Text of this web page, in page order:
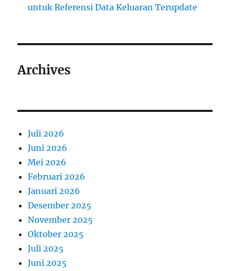
untuk Referensi Data Keluaran Terupdate
Archives
Juli 2026
Juni 2026
Mei 2026
Februari 2026
Januari 2026
Desember 2025
November 2025
Oktober 2025
Juli 2025
Juni 2025